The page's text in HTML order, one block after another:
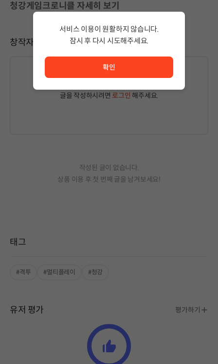
청강게임크로니클 자세히 보기
창작자와 소통하기
글을 작성하시려면 로그인 해주세요.
작성된 글이 없습니다.
상품 이용 후 첫 번째 글을 남겨보세요!
태그
#격투 #멀티플레이 #청강
유저 평가 평가하기
서비스 이용이 원활하지 않습니다.
잠시 후 다시 시도해주세요.
확인